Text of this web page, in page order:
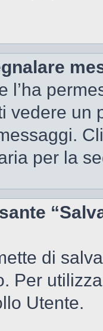
l’ha
vedere un
per la
di
Per
Utente.